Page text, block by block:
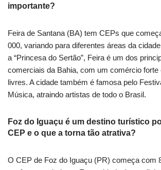
importante?
Feira de Santana (BA) tem CEPs que
000, variando para diferentes áreas da
a “Princesa do Sertão”, Feira é um dos
comerciais da Bahia, com um comércio forte
livres. A cidade também é famosa pelo
Música, atraindo artistas de todo o Brasil.
Foz do Iguaçu é um destino turístico
CEP e o que a torna tão atrativa?
O CEP de Foz do Iguaçu (PR) começa com